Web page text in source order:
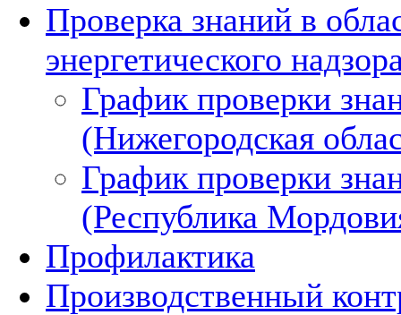
Проверка знаний в
энергетического
График проверки
(Нижегородская
График проверки
(Республика
Профилактика
Производственный